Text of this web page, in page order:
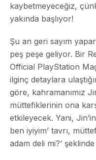
kaybetmeyeceğiz,
yakında başlıyor!
Şu an geri sayım
peş peşe geliyor. Bir
Official PlayStation
ilginç detaylara
göre, kahramanımız
müttefiklerinin ona
etkileyecek. Yani,
ben iyiyim’ tavrı,
adam deli mi?’